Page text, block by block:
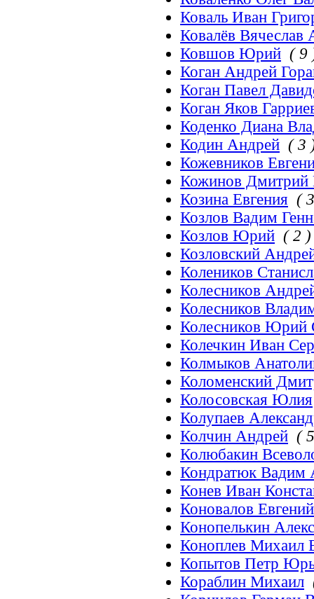
Коваль Иван
Ковалёв Вячеслав
Ковшов Юрий ( 9
Коган Андрей
Коган Павел
Коган Яков
Коденко Диана
Кодин Андрей ( 3
Кожевников
Кожинов Дмитрий
Козина Евгения (
Козлов Вадим
Козлов Юрий ( 2 )
Козловский
Колеников
Колесников
Колесников
Колесников Юрий
Колечкин Иван
Колмыков
Коломенский
Колосовская Юлия
Колупаев
Колчин Андрей (
Колюбакин
Кондратюк Вадим
Конев Иван
Коновалов Евгений
Конопелькин
Коноплев Михаил
Копытов Петр
Кораблин Михаил